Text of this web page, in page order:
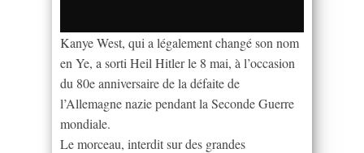
Kanye West, qui a légalement changé son nom
en Ye, a sorti Heil Hitler le 8 mai, à l’occasion
du 80e anniversaire de la défaite de
l’Allemagne nazie pendant la Seconde Guerre
mondiale.
Le morceau, interdit sur des grandes